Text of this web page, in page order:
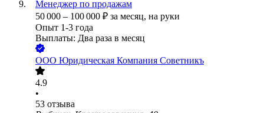
Менеджер по продажам
50 000 – 100 000 ₽ за месяц, на руки
Опыт 1-3 года
Выплаты: Два раза в месяц
ООО Юридическая Компания Советникъ
4.9
•
53 отзыва